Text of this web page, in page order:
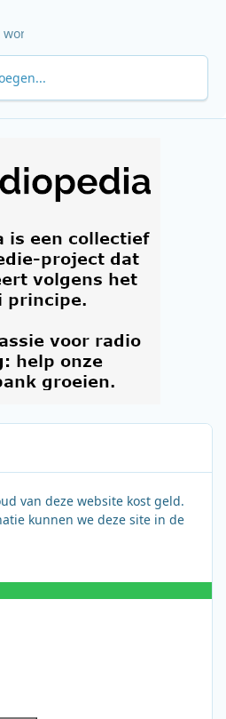
van deze website kost geld.
kunnen we deze site in de